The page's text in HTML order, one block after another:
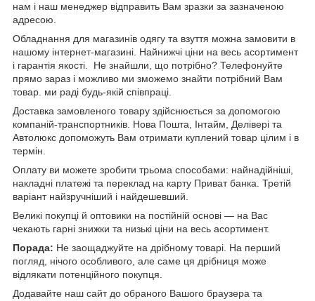
нам і наш менеджер відправить Вам зразки за зазначеною
адресою.
Обладнання для магазинів одягу та взуття можна замовити в
нашому інтернет-магазині. Найнижчі ціни на весь асортимент
і гарантія якості. Не знайшли, що потрібно? Телефонуйте
прямо зараз і можливо ми зможемо знайти потрібний Вам
товар. ми раді будь-якій співпраці.
Доставка замовленого товару здійснюється за допомогою
компаній-транспортників. Нова Пошта, Інтайм, Делівері та
Автолюкс допоможуть Вам отримати куплений товар цілим і в
термін.
Оплату ви можете зробити трьома способами: найнадійніші,
накладні платежі та переклад на карту Приват банка. Третій
варіант найзручніший і найдешевший.
Великі покупці й оптовики на постійній основі — на Вас
чекають гарні знижки та низькі ціни на весь асортимент.
Порада: Не заощаджуйте на дрібному товарі. На перший
погляд, нічого особливого, але саме ця дрібниця може
відлякати потенційного покупця.
Додавайте наш сайт до обраного Вашого браузера та